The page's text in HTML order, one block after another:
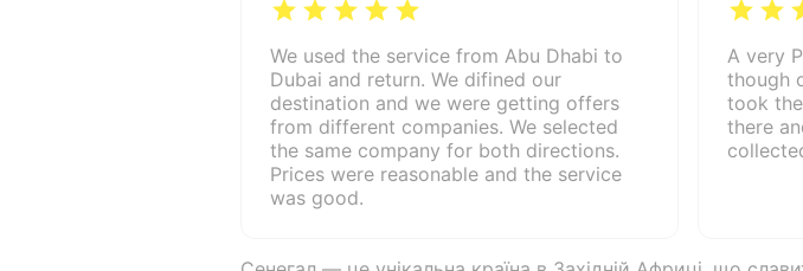
We used the service from Abu Dhabi to
Dubai and return. We difined our
destination and we were getting offers
from different companies. We selected
the same company for both directions.
Prices were reasonable and the service
was good.
A very
though
took
there